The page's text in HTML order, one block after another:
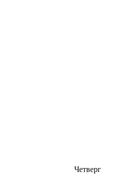
Четверг